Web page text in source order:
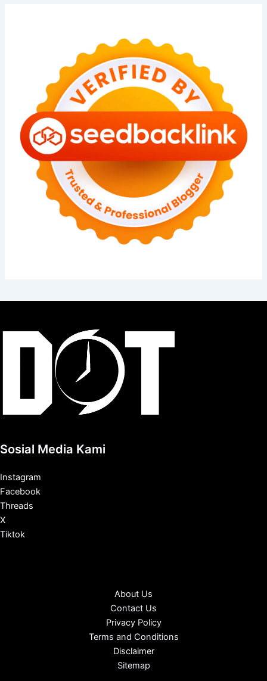
Sosial Media Kami
Instagram
Facebook
Threads
X
Tiktok
About Us
Contact Us
Privacy Policy
Terms and Conditions
Disclaimer
Sitemap